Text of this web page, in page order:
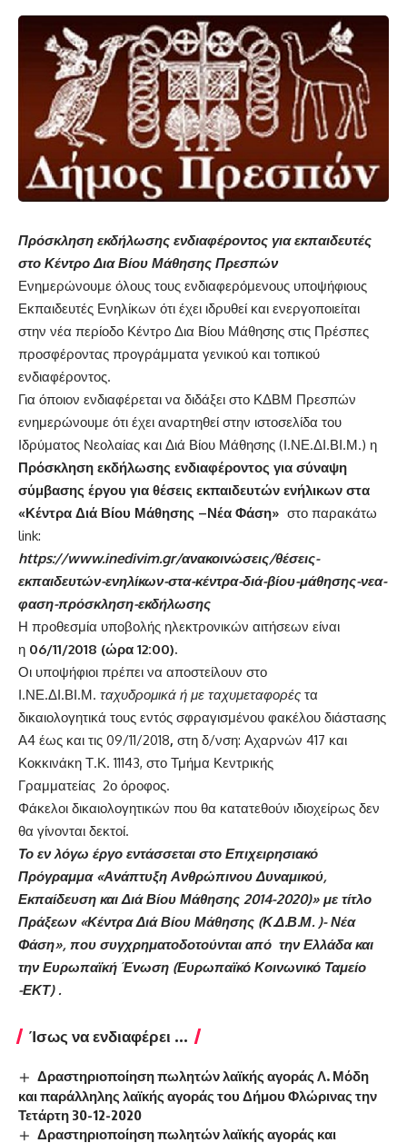
Πρόσκληση εκδήλωσης ενδιαφέροντος για εκπαιδευτές
στο Κέντρο Δια Βίου Μάθησης Πρεσπών
Ενημερώνουμε όλους τους ενδιαφερόμενους υποψήφιους
Εκπαιδευτές Ενηλίκων ότι έχει ιδρυθεί και ενεργοποιείται
στην νέα περίοδο Κέντρο Δια Βίου Μάθησης στις Πρέσπες
προσφέροντας προγράμματα γενικού και τοπικού
ενδιαφέροντος.
Για όποιον ενδιαφέρεται να διδάξει στο ΚΔΒΜ Πρεσπών
ενημερώνουμε ότι έχει αναρτηθεί στην ιστοσελίδα του
Ιδρύματος Νεολαίας και Διά Βίου Μάθησης (Ι.ΝΕ.ΔΙ.ΒΙ.Μ.) η
Πρόσκληση εκδήλωσης ενδιαφέροντος για σύναψη
σύμβασης έργου για θέσεις εκπαιδευτών ενήλικων στα
«Κέντρα Διά Βίου Μάθησης –Νέα Φάση» στο παρακάτω
link:
https://www.inedivim.gr/ανακοινώσεις/θέσεις-
εκπαιδευτών-ενηλίκων-στα-κέντρα-διά-βίου-μάθησης-νεα-
φαση-πρόσκληση-εκδήλωσης
Η προθεσμία υποβολής ηλεκτρονικών αιτήσεων είναι
η 06/11/2018 (ώρα 12:00).
Οι υποψήφιοι πρέπει να αποστείλουν στο
Ι.ΝΕ.ΔΙ.ΒΙ.Μ. ταχυδρομικά ή με ταχυμεταφορές τα
δικαιολογητικά τους εντός σφραγισμένου φακέλου διάστασης
Α4 έως και τις 09/11/2018, στη δ/νση: Αχαρνών 417 και
Κοκκινάκη Τ.Κ. 11143, στο Τμήμα Κεντρικής
Γραμματείας 2ο όροφος.
Φάκελοι δικαιολογητικών που θα κατατεθούν ιδιοχείρως δεν
θα γίνονται δεκτοί.
Το εν λόγω έργο εντάσσεται στο Επιχειρησιακό
Πρόγραμμα «Ανάπτυξη Ανθρώπινου Δυναμικού,
Εκπαίδευση και Διά Βίου Μάθησης 2014-2020)» με τίτλο
Πράξεων «Κέντρα Διά Βίου Μάθησης (Κ.Δ.Β.Μ. )- Νέα
Φάση», που συγχρηματοδοτούνται από την Ελλάδα και
την Ευρωπαϊκή Ένωση (Ευρωπαϊκό Κοινωνικό Ταμείο
-ΕΚΤ) .
Ίσως να ενδιαφέρει ...
Δραστηριοποίηση πωλητών λαϊκής αγοράς Λ. Μόδη
και παράλληλης λαϊκής αγοράς του Δήμου Φλώρινας την
Τετάρτη 30-12-2020
Δραστηριοποίηση πωλητών λαϊκής αγοράς και